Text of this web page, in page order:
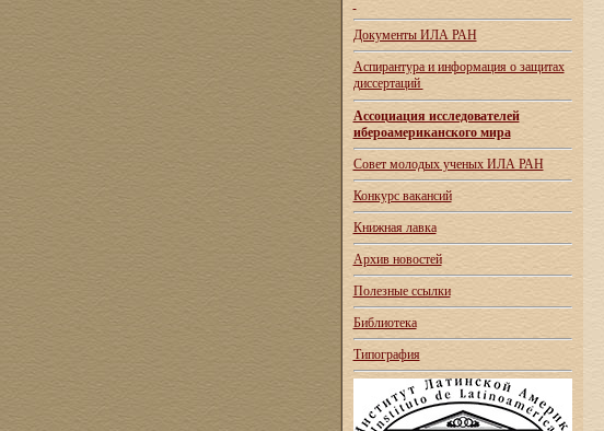
Документы ИЛА РАН
Аспирантура и информация о защитах
диссертаций
Ассоциация исследователей
ибероамериканского мира
Совет молодых ученых ИЛА РАН
Конкурс вакансий
Книжная лавка
Архив новостей
Полезные ссылки
Библиотека
Типография